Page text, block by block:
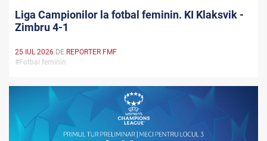
Liga Campionilor la fotbal feminin. KI Klaksvik -
Zimbru 4-1
25 IUL 2026 DE REPORTER FMF
#Fotbal feminin